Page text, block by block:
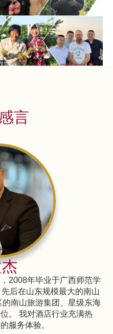
言
2008年毕业于广西师范学
后在山东规模最大的南山
南山旅游集团、星级东海
。 我对酒店行业充满热
服务体验。